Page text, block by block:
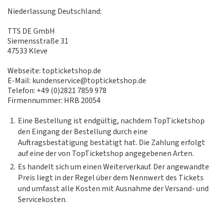
Niederlassung Deutschland:
TTS DE GmbH
Siemensstraße 31
47533 Kleve
Webseite: topticketshop.de
E-Mail: kundenservice@topticketshop.de
Telefon: +49 (0)2821 7859 978
Firmennummer: HRB 20054
1. Eine Bestellung ist endgültig, nachdem TopTicketshop
den Eingang der Bestellung durch eine
Auftragsbestätigung bestätigt hat. Die Zahlung erfolgt
auf eine der von TopTicketshop angegebenen Arten.
2. Es handelt sich um einen Weiterverkauf. Der angewandte
Preis liegt in der Regel über dem Nennwert des Tickets
und umfasst alle Kosten mit Ausnahme der Versand- und
Servicekosten.